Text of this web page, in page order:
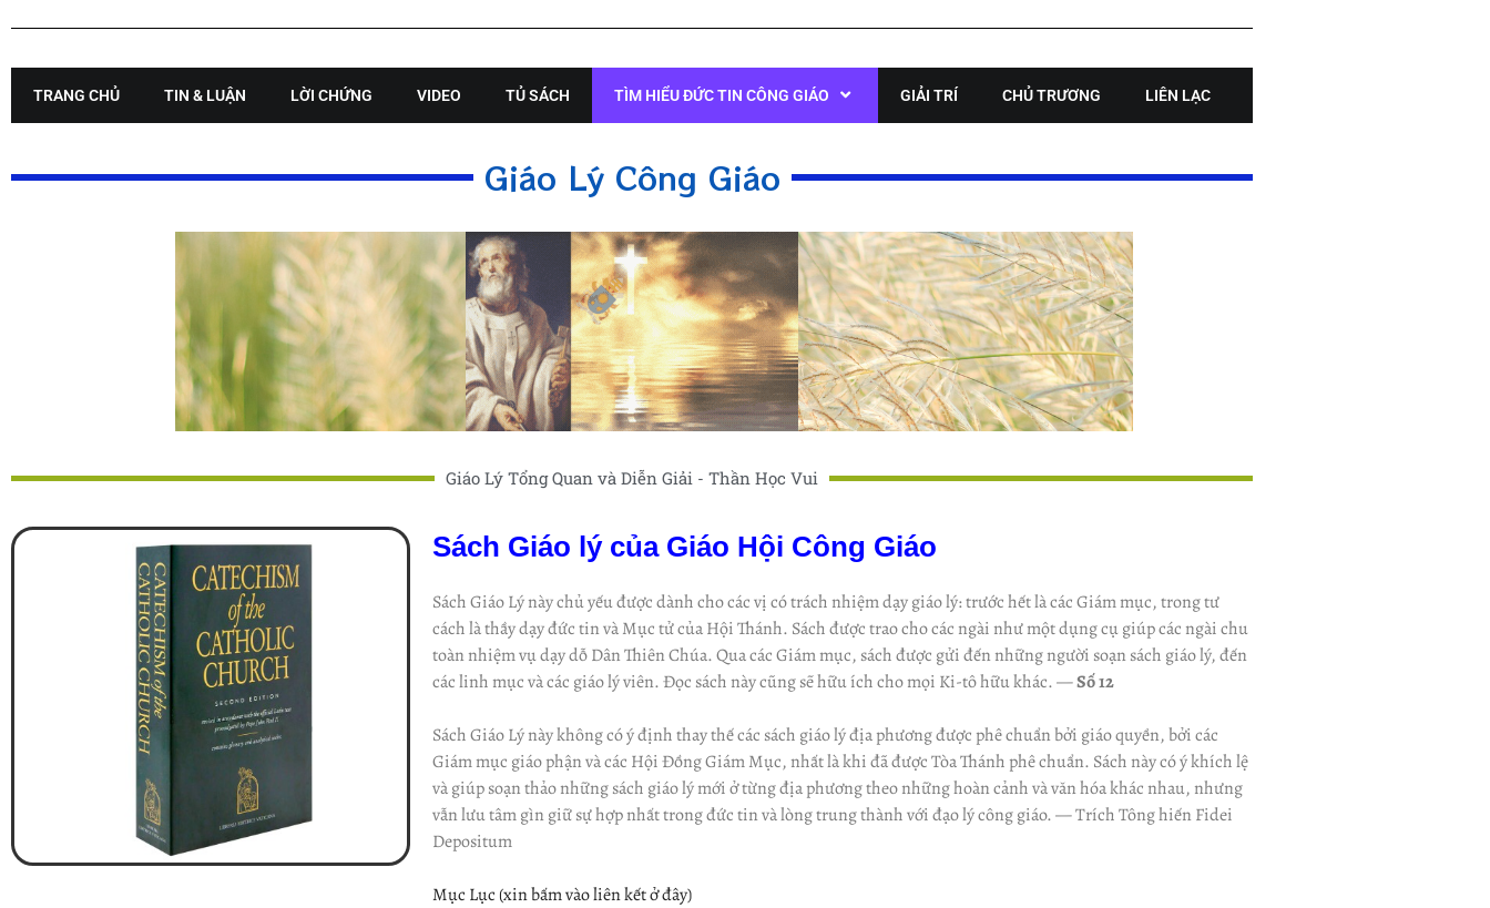
TRANG CHỦ TIN & LUẬN LỜI CHỨNG VIDEO TỦ SÁCH TÌM HIỂU ĐỨC TIN CÔNG GIÁO GIẢI TRÍ CHỦ TRƯƠNG LIÊN LẠC
Giáo Lý Công Giáo
Giáo Lý Tổng Quan và Diễn Giải - Thần Học Vui
Sách Giáo lý của Giáo Hội Công Giáo
Sách Giáo Lý này chủ yếu được dành cho các vị có trách nhiệm dạy giáo lý: trước hết là các Giám mục, trong tư
cách là thầy dạy đức tin và Mục tử của Hội Thánh. Sách được trao cho các ngài như một dụng cụ giúp các ngài chu
toàn nhiệm vụ dạy dỗ Dân Thiên Chúa. Qua các Giám mục, sách được gửi đến những người soạn sách giáo lý, đến
các linh mục và các giáo lý viên. Đọc sách này cũng sẽ hữu ích cho mọi Ki-tô hữu khác. —Số 12
Sách Giáo Lý này không có ý định thay thế các sách giáo lý địa phương được phê chuẩn bởi giáo quyền, bởi các
Giám mục giáo phận và các Hội Đồng Giám Mục, nhất là khi đã được Tòa Thánh phê chuẩn. Sách này có ý khích lệ
và giúp soạn thảo những sách giáo lý mới ở từng địa phương theo những hoàn cảnh và văn hóa khác nhau, nhưng
vẫn lưu tâm gìn giữ sự hợp nhất trong đức tin và lòng trung thành với đạo lý công giáo. — Trích Tông hiến Fidei
Depositum
Mục Lục (xin bấm vào liên kết ở đây)